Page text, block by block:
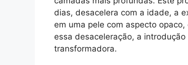
dias, desacelera com a idade, a
em uma pele com aspecto
essa desaceleração, a
transformadora.